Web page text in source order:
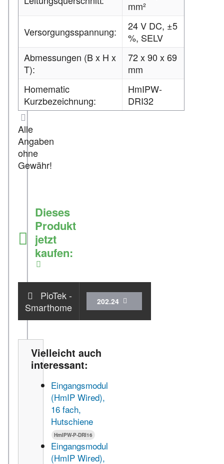
mm²
Versorgungsspannung:
24 V DC, ±5
%, SELV
Abmessungen (B x H x
T):
72 x 90 x 69
mm
Homematic
Kurzbezeichnung:
HmIPW-
DRI32
Alle
Angaben
ohne
Gewähr!
Dieses
Produkt
jetzt
kaufen:
PioTek -
Smarthome
Zum Shop
202.24
Vielleicht auch
interessant:
Eingangsmodul
(HmIP Wired),
16 fach,
Hutschiene
HmIPW-P-DRI16
Eingangsmodul
(HmIP Wired),